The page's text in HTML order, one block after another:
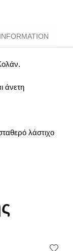
άνετη
λάστιχο